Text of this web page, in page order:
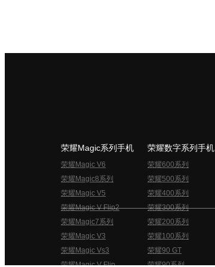
荣耀Magic系列手机
荣耀Magic V6
荣耀Magic8系列
荣耀Magic V5
荣耀Magic V Flip2
荣耀Magic7系列
荣耀Magic V3
荣耀Magic Vs3
荣耀Magic V Flip
荣耀数字系列手机
荣耀600系列
荣耀500系列
荣耀400系列
荣耀300系列
荣耀200系列
荣耀100系列
荣耀90 GT
荣耀90系列